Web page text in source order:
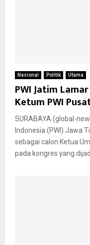
Nasional Politik Utama
PWI Jatim
Ketum PWI
SURABAYA (global-
Indonesia (PWI) Jawa
sebagai calon Ketua
pada kongres yang